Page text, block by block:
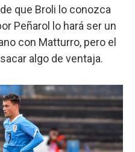
que Broli lo conozca
Peñarol lo hará ser un
con Matturro, pero el
algo de ventaja.